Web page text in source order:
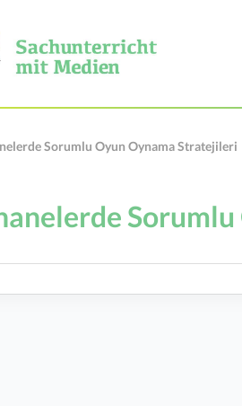
Sorumlu Oyun Oynama Stratejileri